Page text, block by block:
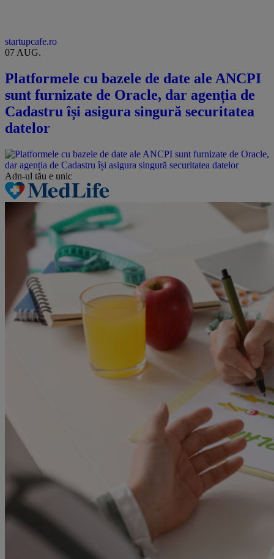
startupcafe.ro
07 AUG.
Platformele cu bazele de date ale ANCPI
sunt furnizate de Oracle, dar agenția de
Cadastru își asigura singură securitatea
datelor
Adn-ul tău e unic